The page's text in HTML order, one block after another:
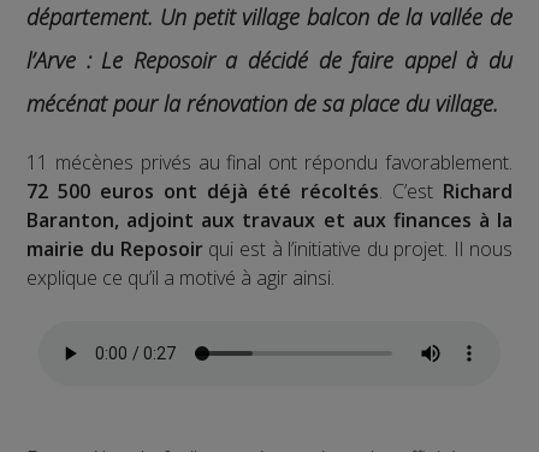
département. Un petit village balcon de la vallée de
l’Arve : Le Reposoir a décidé de faire appel à du
mécénat pour la rénovation de sa place du village.
11 mécènes privés au final ont répondu favorablement.
72 500 euros ont déjà été récoltés. C’est Richard
Baranton, adjoint aux travaux et aux finances à la
mairie du Reposoirqui est à l’initiative du projet. Il nous
explique ce qu’il a motivé à agir ainsi.